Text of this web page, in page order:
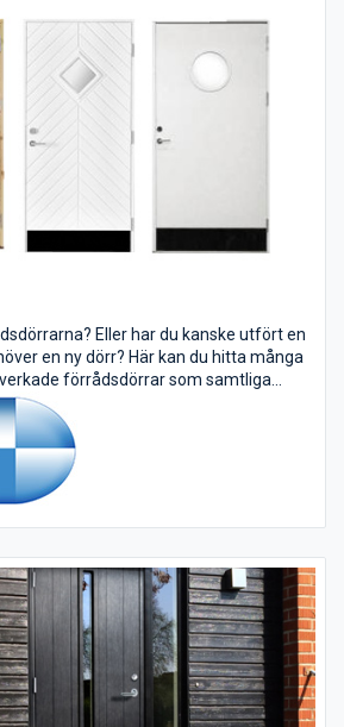
Eller har du kanske utfört en
en ny dörr? Här kan du hitta många
förrådsdörrar som samtliga
Beroende på vilken design du gillar